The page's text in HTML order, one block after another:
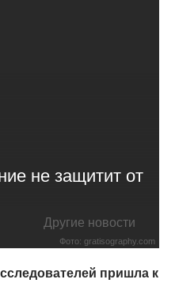
не защитит от
Другие новости
Фото: gratisography.com
пришла к